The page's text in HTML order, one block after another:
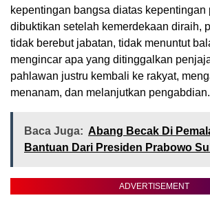
kepentingan bangsa diatas kepentingan
dibuktikan setelah kemerdekaan diraih,
tidak berebut jabatan, tidak menuntut
mengincar apa yang ditinggalkan
pahlawan justru kembali ke rakyat,
menanam, dan melanjutkan pengabdian.
Baca Juga: Abang Becak Di
Bantuan Dari Presiden Prabowo
ADVERTISEMENT